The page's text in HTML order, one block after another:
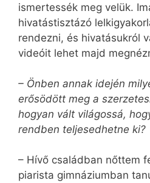
ismertessék meg velük.
hivatástisztázó
rendezni, és hivatásukról
videóit lehet majd
– Önben annak idején
erősödött meg a
hogyan vált világossá,
rendben teljesedhetne ki?
– Hívő családban nőttem
piarista gimnáziumban